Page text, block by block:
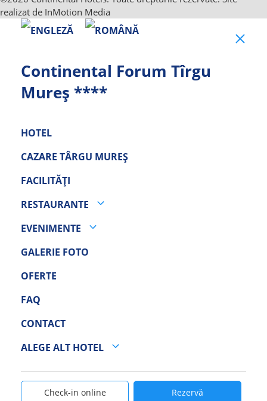
realizat de InMotion Media
Continental Forum Tîrgu
Mureș ****
HOTEL
CAZARE TÂRGU MUREȘ
FACILITĂȚI
RESTAURANTE
EVENIMENTE
GALERIE FOTO
OFERTE
FAQ
CONTACT
ALEGE ALT HOTEL
Check-in online Rezervă